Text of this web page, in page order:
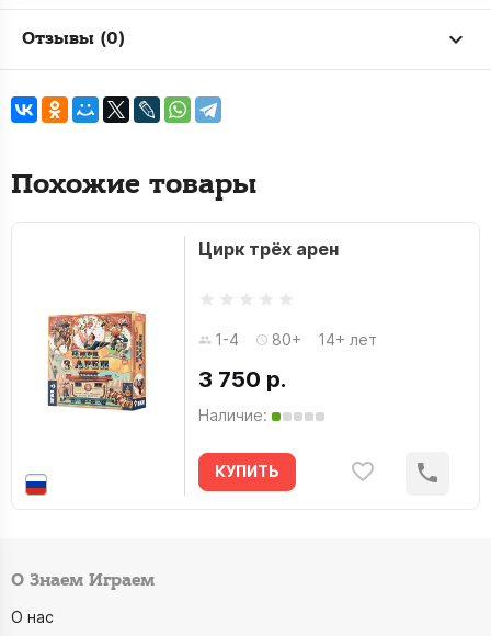
Отзывы (0)
Похожие товары
Цирк трёх арен
1-4 80+ 14+ лет
3 750 р.
Наличие:
КУПИТЬ
О Знаем Играем
О нас